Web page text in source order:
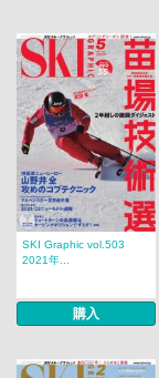
SKI Graphic vol.503
2021年...
購入